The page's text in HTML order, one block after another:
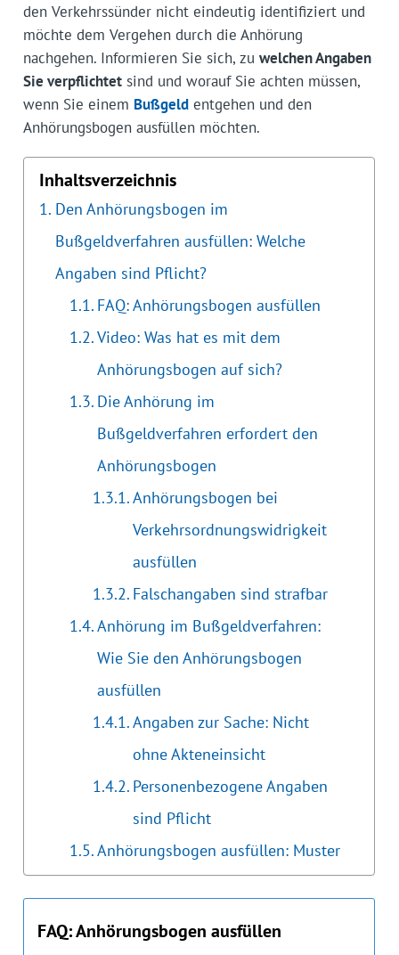
den Verkehrssünder nicht eindeutig identifiziert und
möchte dem Vergehen durch die Anhörung
nachgehen. Informieren Sie sich, zu welchen Angaben
Sie verpflichtetsind und worauf Sie achten müssen,
wenn Sie einem Bußgeldentgehen und den
Anhörungsbogen ausfüllen möchten.
Inhaltsverzeichnis
Den Anhörungsbogen im
Bußgeldverfahren ausfüllen: Welche
Angaben sind Pflicht?
FAQ: Anhörungsbogen ausfüllen
Video: Was hat es mit dem
Anhörungsbogen auf sich?
Die Anhörung im
Bußgeldverfahren erfordert den
Anhörungsbogen
Anhörungsbogen bei
Verkehrsordnungswidrigkeit
ausfüllen
Falschangaben sind strafbar
Anhörung im Bußgeldverfahren:
Wie Sie den Anhörungsbogen
ausfüllen
Angaben zur Sache: Nicht
ohne Akteneinsicht
Personenbezogene Angaben
sind Pflicht
Anhörungsbogen ausfüllen: Muster
FAQ: Anhörungsbogen ausfüllen